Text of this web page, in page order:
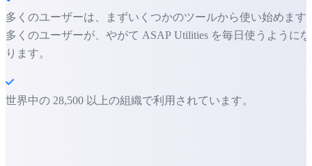
多くのユーザーは、まずいくつかのツールから使い始めます
多くのユーザーが、やがて ASAP Utilities を毎日使うようにな
ります。
世界中の 28,500 以上の組織で利用されています。